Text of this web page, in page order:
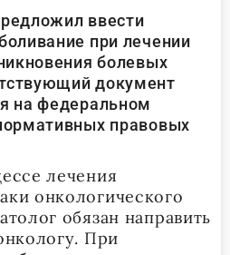
ввести
при лечении
болевых
документ
на федеральном
правовых
лечения
онкологического
обязан направить
При